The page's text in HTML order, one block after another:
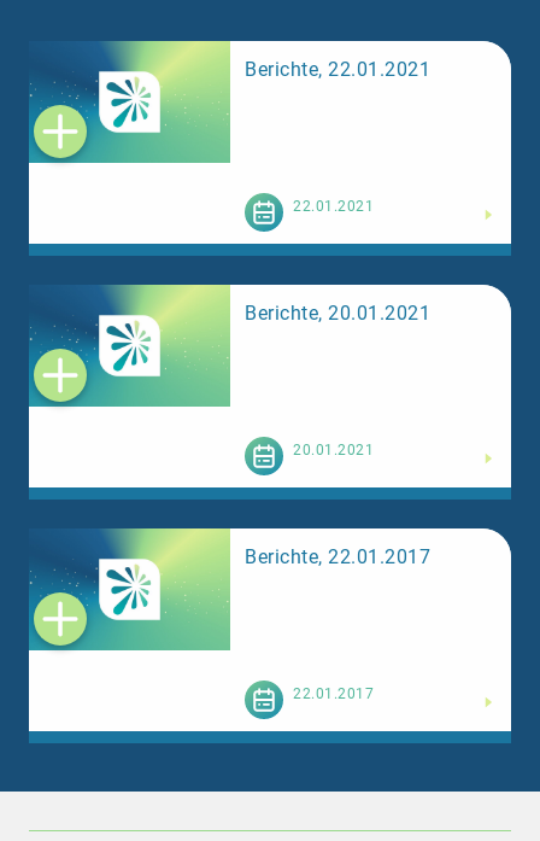
Berichte, 22.01.2021
22.01.2021
Berichte, 20.01.2021
20.01.2021
Berichte, 22.01.2017
22.01.2017